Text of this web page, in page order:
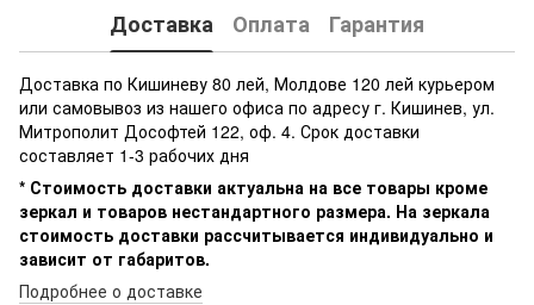
Доставка Оплата Гарантия
Доставка по Кишиневу 80 лей, Молдове 120 лей курьером
или самовывоз из нашего офиса по адресу г. Кишинев, ул.
Митрополит Дософтей 122, оф. 4. Срок доставки
составляет 1-3 рабочих дня
* Стоимость доставки актуальна на все товары кроме
зеркал и товаров нестандартного размера. На зеркала
стоимость доставки рассчитывается индивидуально и
зависит от габаритов.
Подробнее о доставке